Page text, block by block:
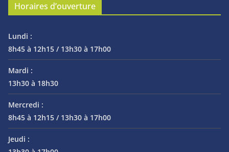
Horaires d’ouverture
Lundi :
8h45 à 12h15 / 13h30 à 17h00
Mardi :
13h30 à 18h30
Mercredi :
8h45 à 12h15 / 13h30 à 17h00
Jeudi :